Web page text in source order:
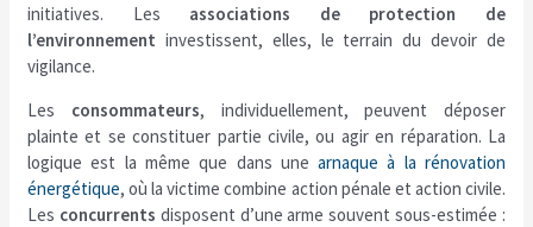
initiatives. Les associations de protection de
l’environnement investissent, elles, le terrain du devoir de
vigilance.
Les consommateurs, individuellement, peuvent déposer
plainte et se constituer partie civile, ou agir en réparation. La
logique est la même que dans unearnaque à la rénovation
énergétique, où la victime combine action pénale et action civile.
Les concurrents disposent d’une arme souvent sous-estimée :